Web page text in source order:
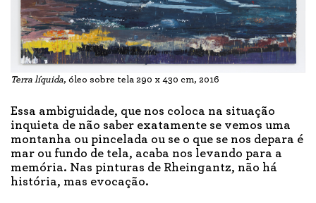
Terra líquida, óleo sobre tela 290 x 430 cm, 2016
Essa ambiguidade, que nos coloca na situação
inquieta de não saber exatamente se vemos uma
montanha ou pincelada ou se o que se nos depara é
mar ou fundo de tela, acaba nos levando para a
memória. Nas pinturas de Rheingantz, não há
história, mas evocação.